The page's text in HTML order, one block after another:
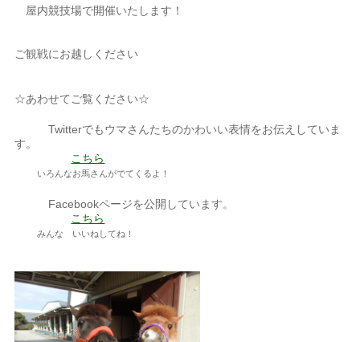
屋内競技場で開催いたします！
ご観戦にお越しください
☆あわせてご覧ください☆
Twitterでもウマさんたちのかわいい表情をお伝えしていま
す。
こちら
いろんなお馬さんがでてくるよ！
Facebookページを公開しています。
こちら
みんな いいねしてね！